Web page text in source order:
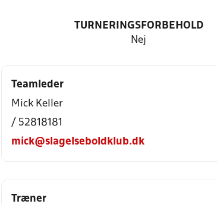
TURNERINGSFORBEHOLD
Nej
Teamleder
Mick Keller
/ 52818181
mick@slagelseboldklub.dk
Træner